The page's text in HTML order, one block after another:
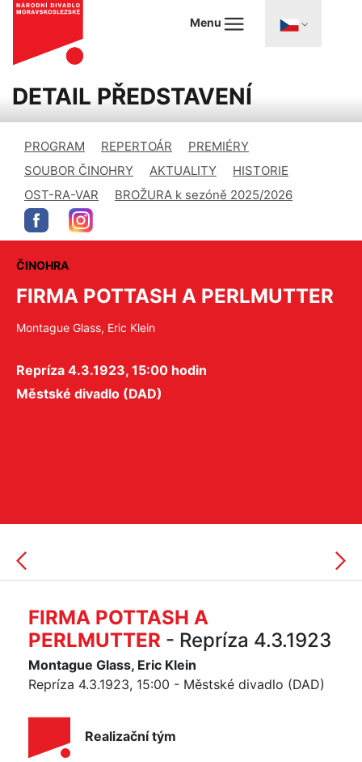
Menu
DETAIL PŘEDSTAVENÍ
PROGRAM REPERTOÁR
PREMIÉRY
SOUBOR ČINOHRY
AKTUALITY
HISTORIE
OST-RA-VAR
BROŽURA k sezóně 2025/2026
ČINOHRA
FIRMA POTTASH A PERLMUTTER
Montague Glass, Eric Klein
Repríza 4.3.1923, 15:00 hodin
Městské divadlo (DAD)
FIRMA POTTASH A
PERLMUTTER - Repríza 4.3.1923
Montague Glass, Eric Klein
Repríza 4.3.1923, 15:00 - Městské divadlo (DAD)
Realizační tým